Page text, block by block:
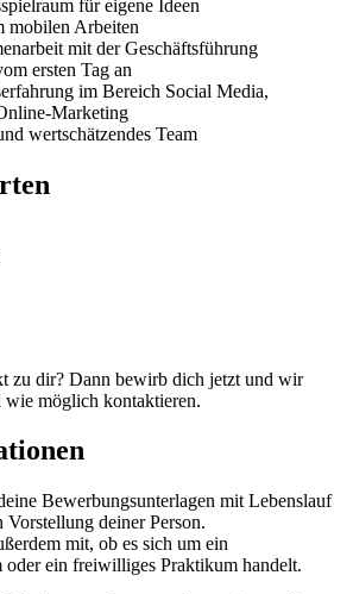
für eigene Ideen
mobilen Arbeiten
mit der Geschäftsführung
ersten Tag an
im Bereich Social Media,
Marketing
wertschätzendes Team
zu dir? Dann bewirb dich jetzt und wir
wie möglich kontaktieren.
Bewerbungsunterlagen mit Lebenslauf
Vorstellung deiner Person.
mit, ob es sich um ein
ein freiwilliges Praktikum handelt.